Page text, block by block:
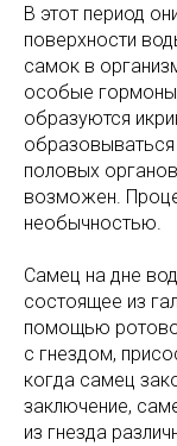
В этот период
поверхности
самок в
особые
образуются
половых
возможен.
необычностью.
Самец на дне
состоящее из
помощью
с гнездом,
когда самец
заключение,
из гнезда